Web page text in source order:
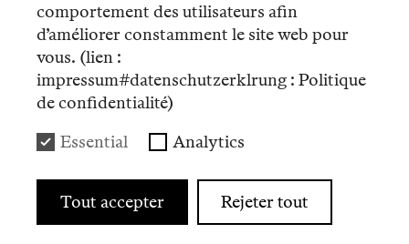
Artikel
Schieberamsch
comportement des utilisateurs afin
d’améliorer constamment le site web pour
vous. (lien :
impressum#datenschutzerklrung : Politique
de confidentialité)
Essential Analytics
Tout accepter Rejeter tout